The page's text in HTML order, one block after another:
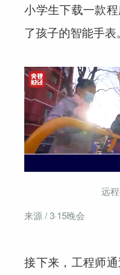
小学生下载一款
了孩子的智能手表。
远程控制儿童
来源 / 3·15晚会
接下来，工程师